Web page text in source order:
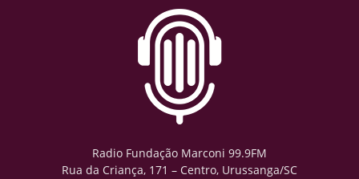
Radio Fundação Marconi 99.9FM
Rua da Criança, 171 – Centro, Urussanga/SC